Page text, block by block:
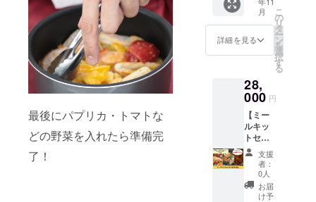
最後にパプリカ・トマトな
どの野菜を入れたら準備完
了！
す。 ※
掲載期
間は
2022年
ら1年間
いう方
には特
におす
すめで
値段で
す。 ※
１食あ
たり2～
3名分の
パック
です。
※冷凍便
でのお
届けで
す。
か月分
です！
複数メ
ニュー
のキッ
トを3
ト、月1
回お届
けしま
す！ 初
回は
「シー
フード
パエリ
ア」、
「和牛
ビーフ
月
詳細を見る
こ
の
リ
タ
ー
ン
を
選
択
す
る
28,
000 円
【ミー
ルキッ
トセッ
トB・6
か月お
試し】
ミール
キット
支援
者：
0人
お届
け予